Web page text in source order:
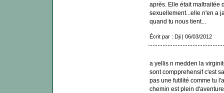
après. Elle était maltraitée
sexuellement...elle n'en a
quand tu nous tient...
Écrit par : Dji | 06/03/2012
a yellis n medden la
sont compprehensif c'est
pas une futilité comme tu
chemin est plein